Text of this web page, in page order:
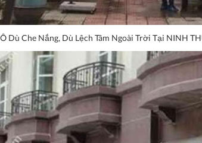
Dù Che Nắng, Dù Lệch Tâm Ngoài Trời Tại NINH